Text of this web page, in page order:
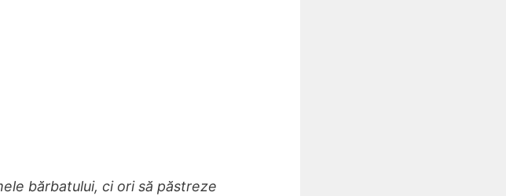
bărbatului, ci ori să păstreze